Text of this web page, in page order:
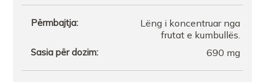
Farmaci Damel Pharma
Lëng i koncentruar nga
frutat e kumbullës.
690 mg